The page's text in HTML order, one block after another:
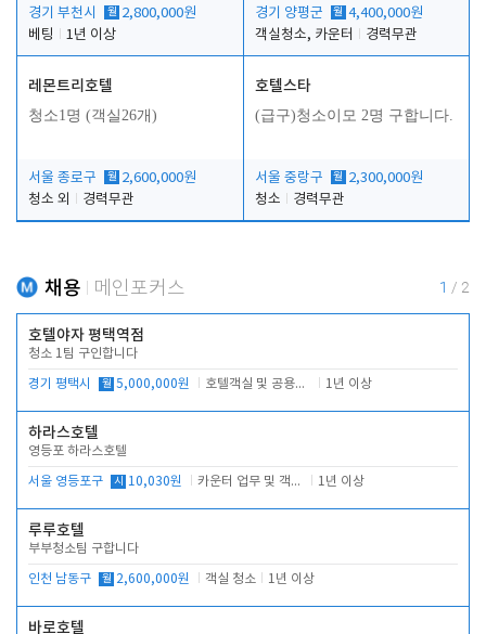
경기 부천시 월 2,800,000원
베팅
1년 이상
경기 양평군 월 4,400,000원
객실청소, 카운터
경력무관
레몬트리호텔
청소1명 (객실26개)
서울 종로구 월 2,600,000원
청소 외
경력무관
호텔스타
(급구)청소이모 2명 구합니다.
서울 중랑구 월 2,300,000원
청소
경력무관
채용 메인포커스 1 / 2
호텔야자 평택역점
청소 1팀 구인합니다
경기 평택시 월 5,000,000원 호텔객실 및 공용시설 청소 관리 1년 이상
하라스호텔
영등포 하라스호텔
서울 영등포구 시 10,030원 카운터 업무 및 객실관리(청소상태 확인, 객실판매) 1년 이상
루루호텔
부부청소팀 구합니다
인천 남동구 월 2,600,000원 객실 청소 1년 이상
바로호텔